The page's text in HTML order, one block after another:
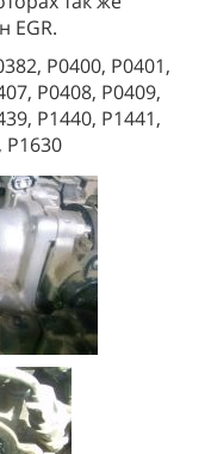
EGR.
Р0400, P0401,
P0408, P0409,
P1440, P1441,
P1630